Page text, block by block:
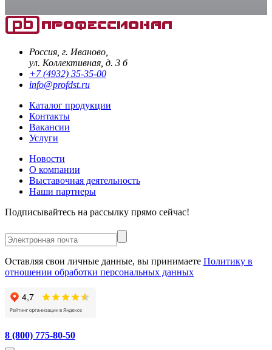
Россия, г. Иваново,
ул. Коллективная, д. 3 б
+7 (4932) 35-35-00
info@profdst.ru
Каталог продукции
Контакты
Вакансии
Услуги
Новости
О компании
Выставочная деятельность
Наши партнеры
Подписывайтесь на рассылку прямо сейчас!
Оставляя свои личные данные, вы принимаете Политику в
отношении обработки персональных данных
8 (800) 775-80-50